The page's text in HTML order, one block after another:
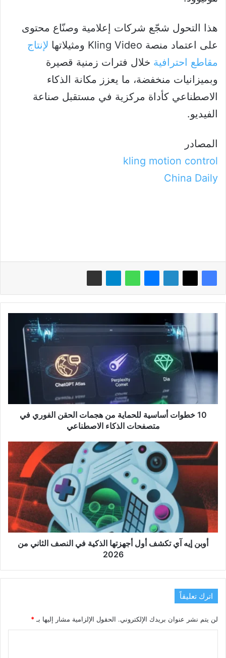
هذا التحول شجّع شركات إعلامية وصنّاع محتوى
على اعتماد منصة Kling Video ومثيلاتها
لإنتاج
مقاطع احترافية خلال فترات زمنية قصيرة
وبميزانيات منخفضة، ما يعزز مكانة الذكاء
الاصطناعي كأداة مركزية في مستقبل صناعة
الفيديو.
المصادر
kling motion control
China Daily
للحماية
هجمات
الحقن
في
متصفحات10 خطوات أساسية للحماية من هجمات الحقن الفوري في
متصفحات الذكاء الاصطناعي
أوبن
إيه
آي
تكشف
أجهزتها
الذكية
في
النصف
الثانيأوبن إيه آي تكشف أول أجهزتها الذكية في النصف الثاني من
2026
اترك تعليقاً
لن يتم نشر عنوان بريدك الإلكتروني. الحقول الإلزامية مشار إليها بـ *